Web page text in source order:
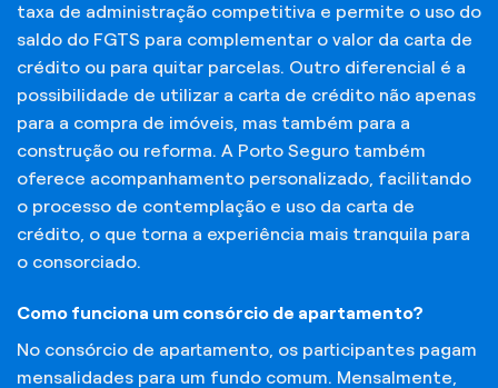
taxa de administração competitiva e permite o uso do
saldo do FGTS para complementar o valor da carta de
crédito ou para quitar parcelas. Outro diferencial é a
possibilidade de utilizar a carta de crédito não apenas
para a compra de imóveis, mas também para a
construção ou reforma. A Porto Seguro também
oferece acompanhamento personalizado, facilitando
o processo de contemplação e uso da carta de
crédito, o que torna a experiência mais tranquila para
o consorciado.
Como funciona um consórcio de apartamento?
No consórcio de apartamento, os participantes pagam
mensalidades para um fundo comum. Mensalmente,